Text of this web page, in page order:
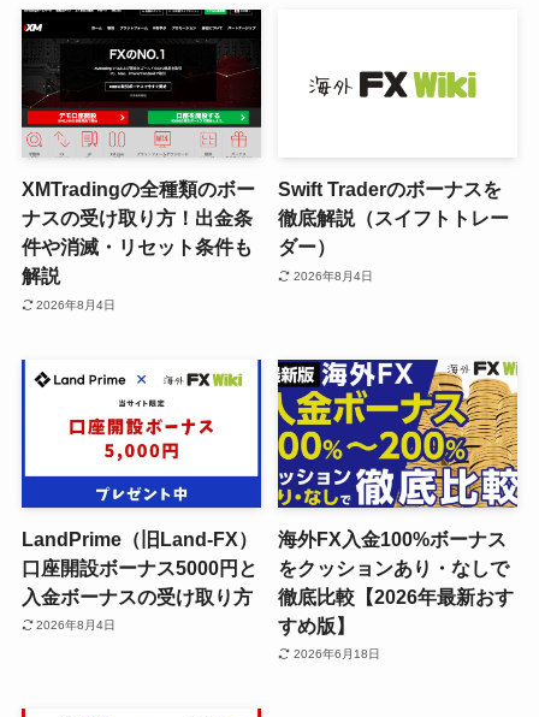
XMTradingの全種類のボー
ナスの受け取り方！出金条
件や消滅・リセット条件も
解説
2026年8月4日
Swift Traderのボーナスを
徹底解説（スイフトトレー
ダー）
2026年8月4日
LandPrime（旧Land-FX）
口座開設ボーナス5000円と
入金ボーナスの受け取り方
2026年8月4日
海外FX入金100%ボーナス
をクッションあり・なしで
徹底比較【2026年最新おす
すめ版】
2026年6月18日